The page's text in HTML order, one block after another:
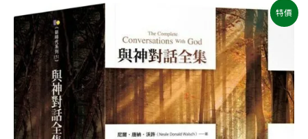
特價
原
始
價
格：
NT$1,400。
格：
NT$789。